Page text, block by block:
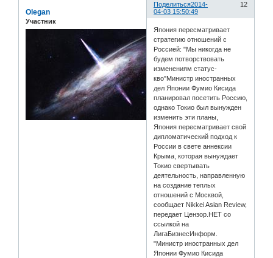
Поделиться 12
2014-
04-03 15:50:49
Olegan
Участник
Япония пересматривает
стратегию отношений с
Россией: "Мы никогда не
будем потворствовать
изменениям статус-
кво"Министр иностранных
дел Японии Фумио Кисида
планировал посетить Россию,
однако Токио был вынужден
изменить эти планы,
Япония пересматривает свой
дипломатический подход к
России в свете аннексии
Крыма, которая вынуждает
Токио свертывать
деятельность, направленную
на создание теплых
отношений с Москвой,
сообщает Nikkei Asian Review,
передает Цензор.НЕТ со
ссылкой на
ЛигаБизнесИнформ.
"Министр иностранных дел
Японии Фумио Кисида